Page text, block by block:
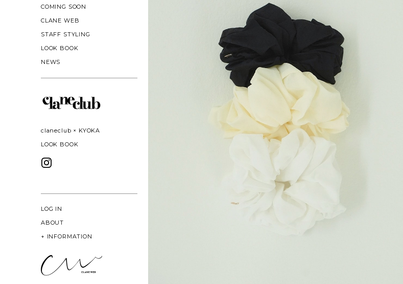
COMING SOON
CLANE WEB
STAFF STYLING
LOOK BOOK
NEWS
claneclub × KYOKA
LOOK BOOK
LOG IN
ABOUT
+ INFORMATION